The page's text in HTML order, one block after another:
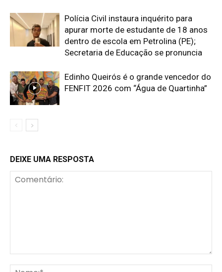
Polícia Civil instaura inquérito para
apurar morte de estudante de 18 anos
dentro de escola em Petrolina (PE);
Secretaria de Educação se pronuncia
Edinho Queirós é o grande vencedor do
FENFIT 2026 com “Água de Quartinha”
DEIXE UMA RESPOSTA